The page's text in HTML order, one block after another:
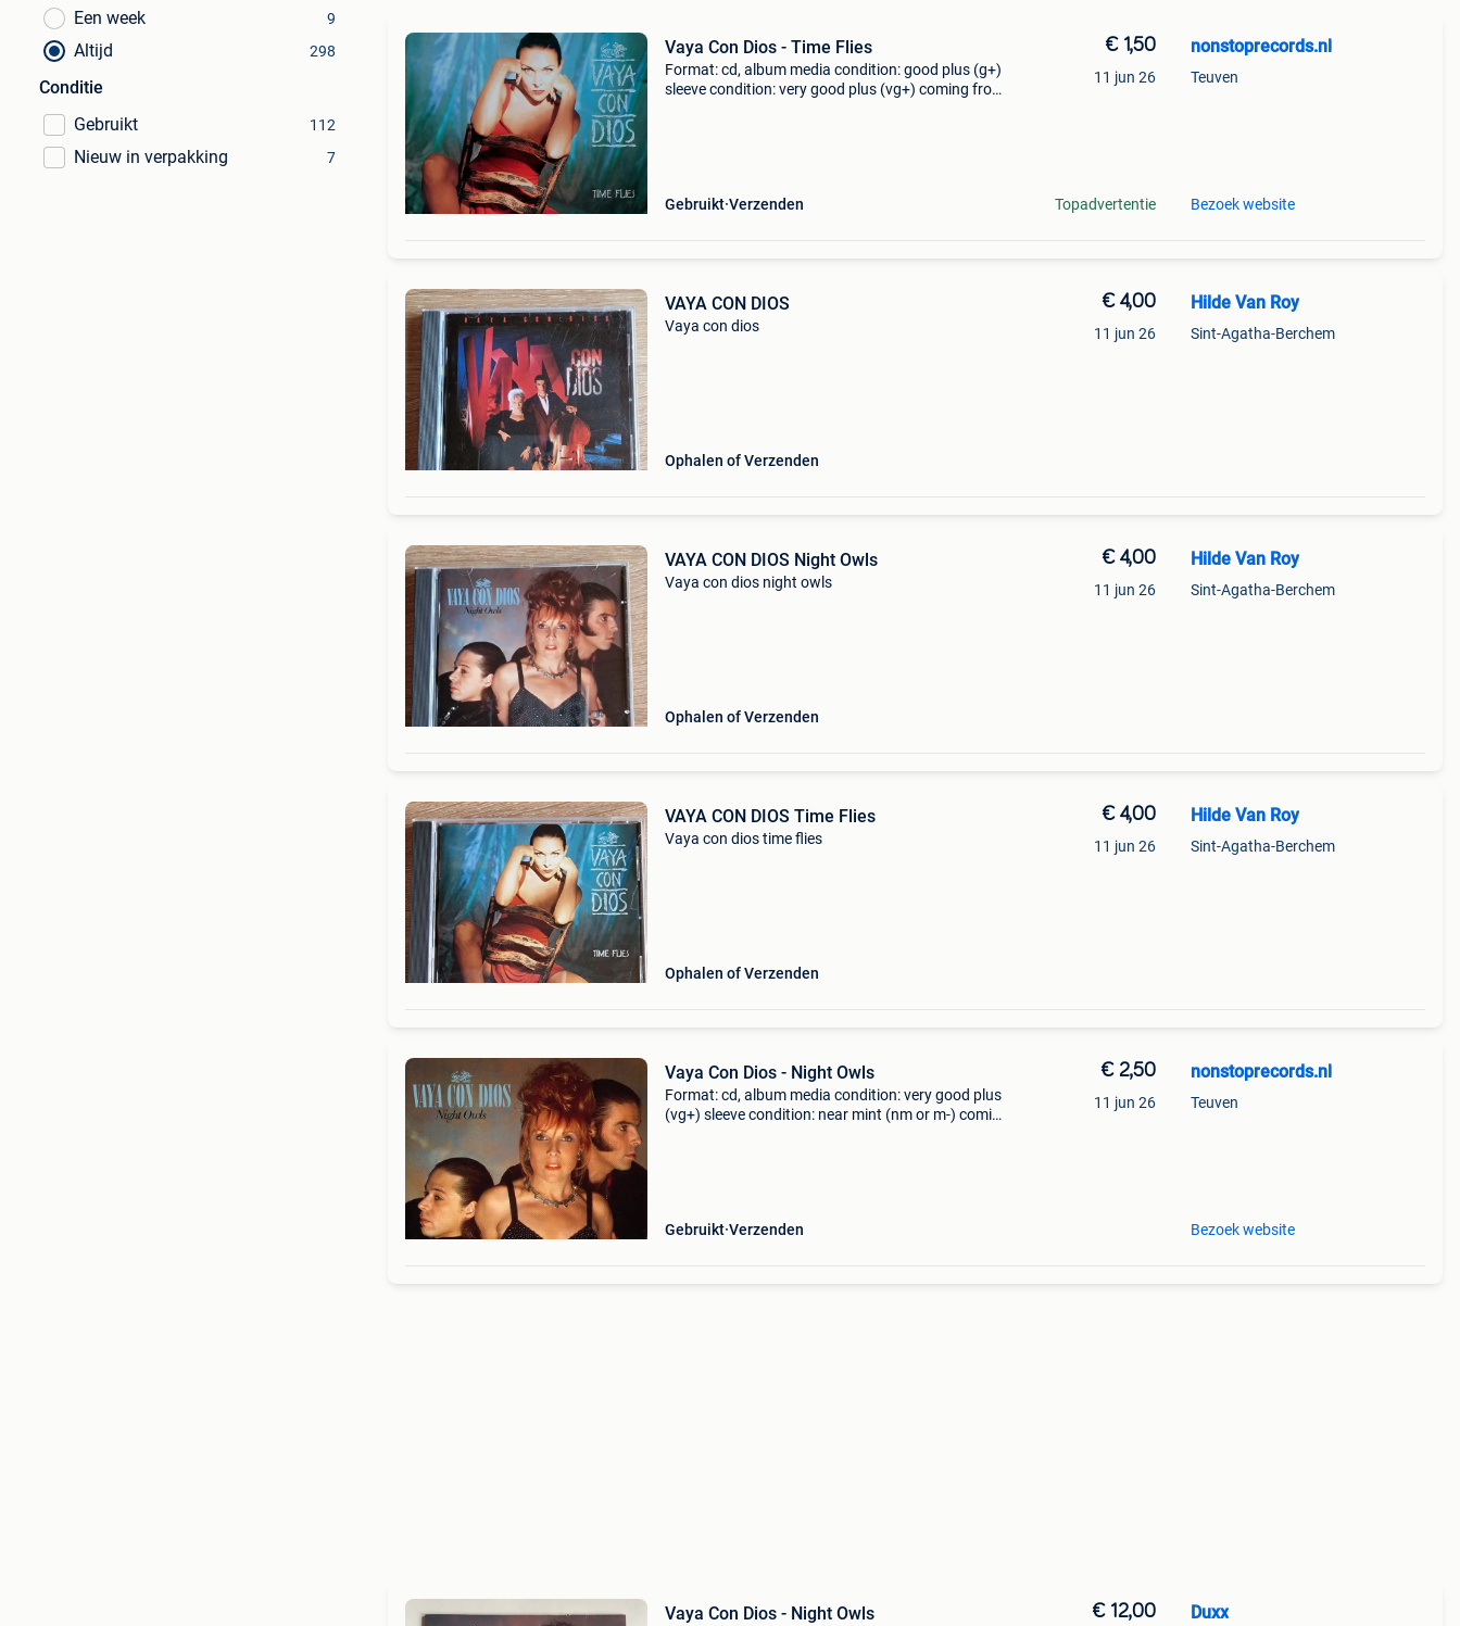
Een week 9
Altijd 298
Conditie
Gebruikt
112
Nieuw in verpakking 7
Vaya Con Dios - Time Flies
Format: cd, album media condition: good plus (g+)
sleeve condition: very good plus (vg+) coming from
Gebruikt Verzenden
€ 1,50
11 jun 26
Topadvertentie
nonstoprecords.nl
Teuven
Bezoek website
VAYA CON DIOS
Vaya con dios
Ophalen of Verzenden
€ 4,00
11 jun 26
Hilde Van Roy
Sint-Agatha-Berchem
VAYA CON DIOS Night Owls
Vaya con dios night owls
Ophalen of Verzenden
€ 4,00
11 jun 26
Hilde Van Roy
Sint-Agatha-Berchem
VAYA CON DIOS Time Flies
Vaya con dios time flies
Ophalen of Verzenden
€ 4,00
11 jun 26
Hilde Van Roy
Sint-Agatha-Berchem
Vaya Con Dios - Night Owls
Format: cd, album media condition: very good plus
(vg+) sleeve condition: near mint (nm or m-) coming
Gebruikt Verzenden
€ 2,50
11 jun 26
nonstoprecords.nl
Teuven
Bezoek website
Vaya Con Dios - Night Owls € 12,00 Duxx